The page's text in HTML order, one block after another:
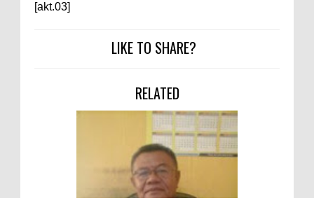
Bima: Jadikan Tugas Sebagai
Kado HUT Bhayangkara Ke-80,
Kapolres Bima Pimpin Kenaikan
Pangkat 42 Personel
Bakti Sosial Bhayangkara Ke-80,
Satsamapta Polres Bima Bantu
[akt.03]
LIKE TO SHARE?
RELATED